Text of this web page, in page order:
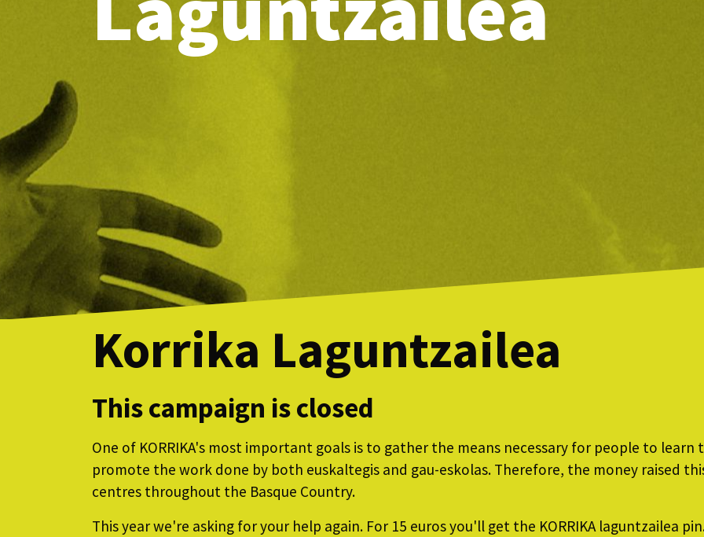
Korrika Laguntzailea
This campaign is closed
One of KORRIKA's most important goals is to gather the means necessary for people to learn
promote the work done by both euskaltegis and gau-eskolas. Therefore, the money raised
centres throughout the Basque Country.
This year we're asking for your help again. For 15 euros you'll get the KORRIKA laguntzailea